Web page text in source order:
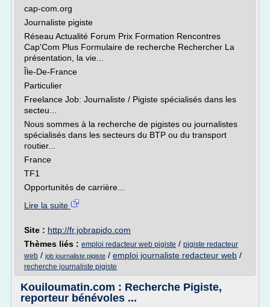
cap-com.org
Journaliste pigiste
Réseau Actualité Forum Prix Formation Rencontres
Cap'Com Plus Formulaire de recherche Rechercher La
présentation, la vie...
Île-De-France
Particulier
Freelance Job: Journaliste / Pigiste spécialisés dans les
secteu...
Nous sommes à la recherche de pigistes ou journalistes
spécialisés dans les secteurs du BTP ou du transport
routier...
France
TF1
Opportunités de carrière...
Lire la suite
Site : http://fr.jobrapido.com
Thèmes liés : emploi redacteur web pigiste / pigiste redacteur
web / job journaliste pigiste / emploi journaliste redacteur web /
recherche journaliste pigiste
Kouiloumatin.com : Recherche Pigiste,
reporteur bénévoles ...